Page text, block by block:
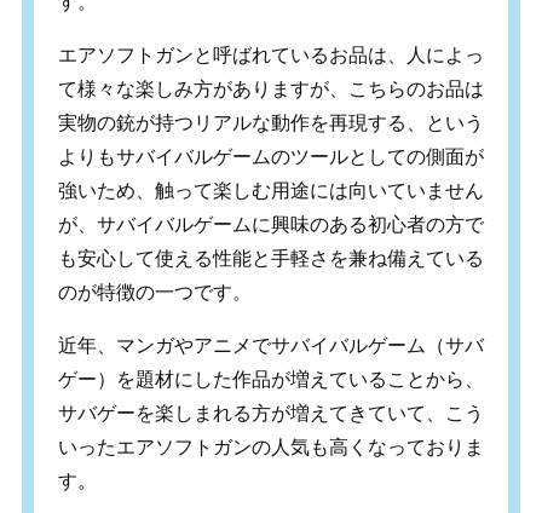
エアソフトガンと呼ばれているお品は、人によっ
て様々な楽しみ方がありますが、こちらのお品は
実物の銃が持つリアルな動作を再現する、という
よりもサバイバルゲームのツールとしての側面が
強いため、触って楽しむ用途には向いていません
が、サバイバルゲームに興味のある初心者の方で
も安心して使える性能と手軽さを兼ね備えている
のが特徴の一つです。
近年、マンガやアニメでサバイバルゲーム（サバ
ゲー）を題材にした作品が増えていることから、
サバゲーを楽しまれる方が増えてきていて、こう
いったエアソフトガンの人気も高くなっておりま
す。